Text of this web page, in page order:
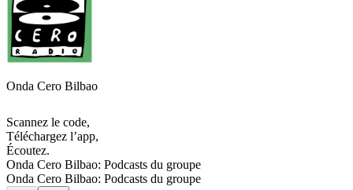
Onda Cero Bilbao
Scannez le code,
Téléchargez l’app,
Écoutez.
Onda Cero Bilbao: Podcasts du groupe
Onda Cero Bilbao: Podcasts du groupe